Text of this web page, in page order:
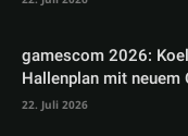
gamescom 2026:
Hallenplan mit neuem
22. Juli 2026